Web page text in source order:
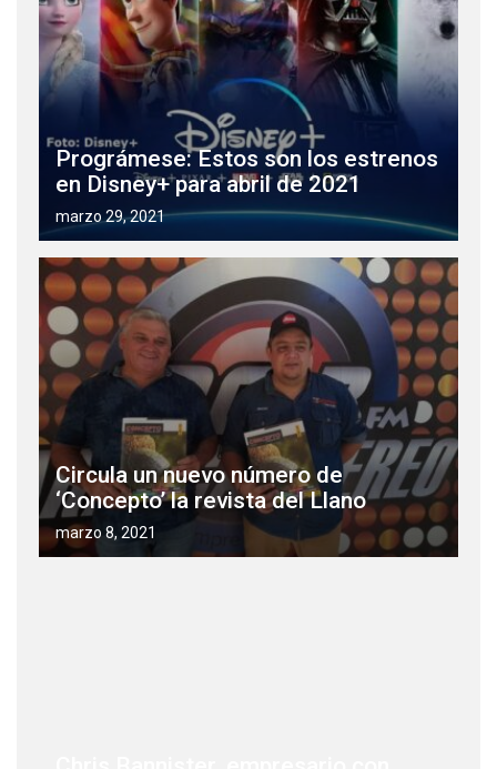
Prográmese: Estos son los estrenos
en Disney+ para abril de 2021
marzo 29, 2021
Circula un nuevo número de
‘Concepto’ la revista del Llano
marzo 8, 2021